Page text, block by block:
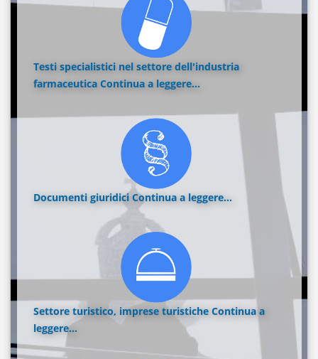
Testi specialistici nel settore dell'industria
farmaceutica Continua a leggere...
Documenti giuridici Continua a leggere...
Settore turistico, imprese turistiche Continua a
leggere...